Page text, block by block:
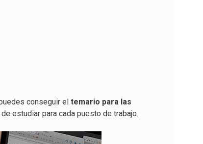
conseguir el temario para las
estudiar para cada puesto de trabajo.